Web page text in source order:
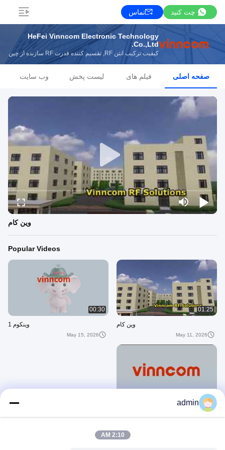
چت کنید تماس
HeFei Vinncom Electronic Technology
Co.,Ltd.
کیفیت ترکیب آنتن RF, تقسیم کننده قدرت RF سازنده از چین
صفحه اصلی فیلم های لیست پخش وب سایت
وین کام
Popular Videos
01:25
وین کام
May 11, 2026
00:30
وینکوم 1
May 15, 2026
00:30
admin
2:10 AM